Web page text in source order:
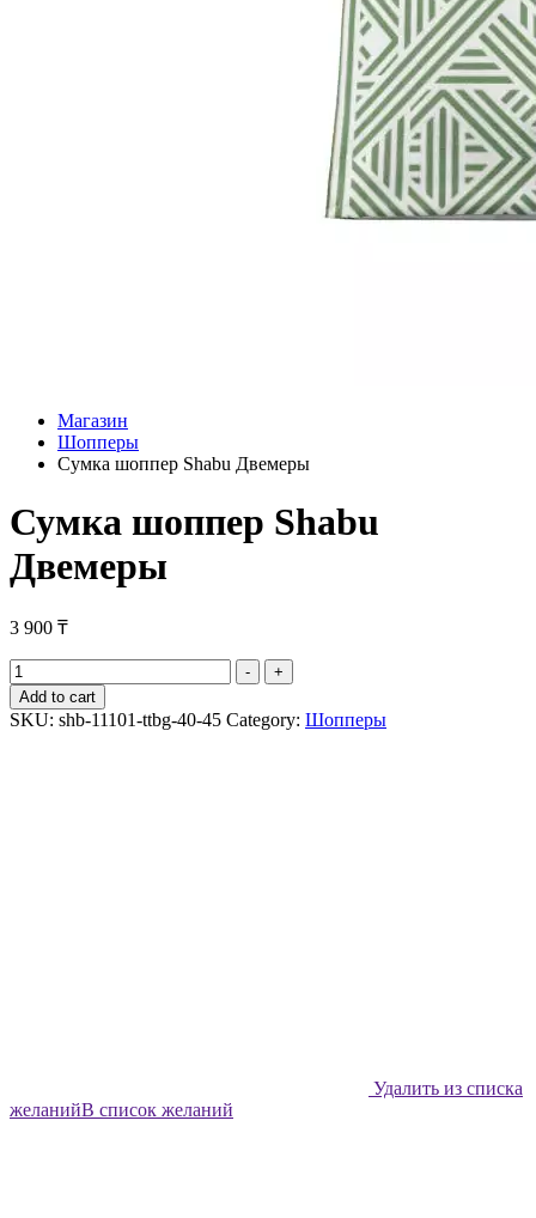
Магазин
Шопперы
Сумка шоппер Shabu Двемеры
Сумка шоппер Shabu
Двемеры
3 900 ₸
Сумка
шоппер
Shabu
Двемеры
-
+
Add to cart
SKU: shb-11101-ttbg-40-45 Category: Шопперы
Удалить из списка
желанийВ список желаний